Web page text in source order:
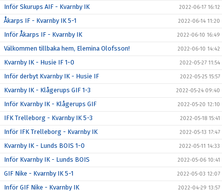
Inför Skurups AIF - Kvarnby IK 2022-06-17 16:12
Åkarps IF - Kvarnby IK 5-1 2022-06-14 11:20
Inför Åkarps IF - Kvarnby IK 2022-06-10 16:49
Välkommen tillbaka hem, Elemina Olofsson! 2022-06-10 14:42
Kvarnby IK - Husie IF 1-0 2022-05-27 11:54
Inför derbyt Kvarnby IK - Husie IF 2022-05-25 15:57
Kvarnby IK - Klågerups GIF 1-3 2022-05-24 09:40
Inför Kvarnby IK - Klågerups GIF 2022-05-20 12:10
IFK Trelleborg - Kvarnby IK 5-3 2022-05-18 15:41
Inför IFK Trelleborg - Kvarnby IK 2022-05-13 17:47
Kvarnby IK - Lunds BOIS 1-0 2022-05-11 14:33
Inför Kvarnby IK - Lunds BOIS 2022-05-06 10:41
GIF Nike - Kvarnby IK 5-1 2022-05-03 12:07
Inför GIF Nike - Kvarnby IK 2022-04-29 13:57